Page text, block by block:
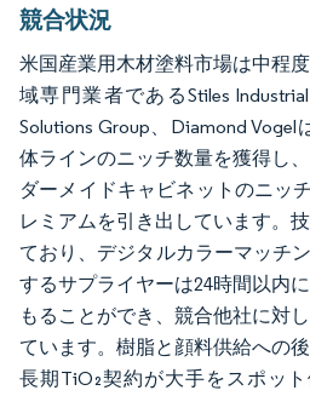
競合状況
米国産業用木材塗料市場は中程
域専門業者であるStiles
Solutions Group、Diamond
体ラインのニッチ数量を獲得し
ダーメイドキャビネットのニッ
レミアムを引き出しています。
ており、デジタルカラーマッチ
するサプライヤーは24時間以内
もることができ、競合他社に対
ています。樹脂と顔料供給への
長期TiO₂契約が大手をスポッ